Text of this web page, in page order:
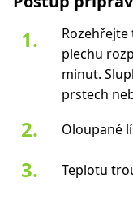
Rozehřejte
plechu
minut.
prstech
Oloupané
Teplotu